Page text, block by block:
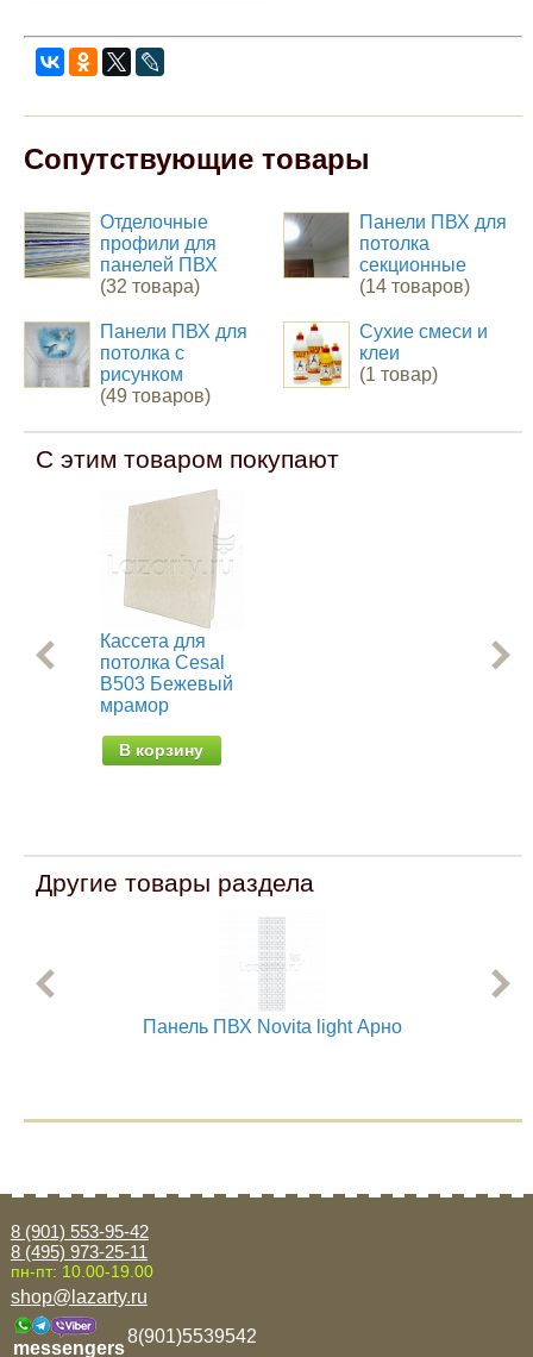
Сопутствующие товары
Отделочные
профили для
панелей ПВХ
(32 товара)
Панели ПВХ для
потолка
секционные
(14 товаров)
Панели ПВХ для
потолка с
рисунком
(49 товаров)
Сухие смеси и
клеи
(1 товар)
С этим товаром покупают
Кассета для
потолка Cesal
B503 Бежевый
мрамор
В корзину
Другие товары раздела
Панель ПВХ Novita light Арно
8 (901) 553-95-42
8 (495) 973-25-11
пн-пт: 10.00-19.00
shop@lazarty.ru
messengers
8(901)5539542